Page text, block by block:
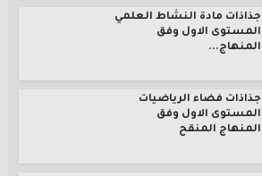
جذاذات مادة النشاط العلمي
المستوى الاول وفق
المنهاج...
جذاذات فضاء الرياضيات
المستوى الاول وفق
المنهاج المنقح